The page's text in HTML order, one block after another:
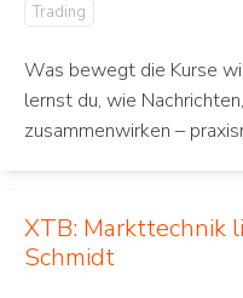
Trading
Was bewegt die Kurse
lernst du, wie
zusammenwirken –
XTB: Markttechnik
Schmidt